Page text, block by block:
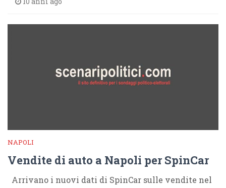
NAPOLI
Vendite di auto a Napoli per SpinCar
Arrivano i nuovi dati di SpinCar sulle vendite nel